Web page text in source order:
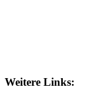
Weitere Links: